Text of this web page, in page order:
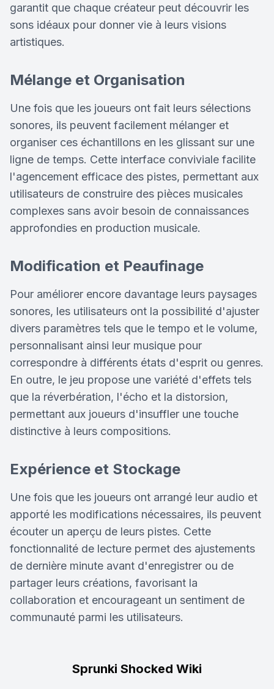
garantit que chaque créateur peut découvrir les
sons idéaux pour donner vie à leurs visions
artistiques.
Mélange et Organisation
Une fois que les joueurs ont fait leurs sélections
sonores, ils peuvent facilement mélanger et
organiser ces échantillons en les glissant sur une
ligne de temps. Cette interface conviviale facilite
l'agencement efficace des pistes, permettant aux
utilisateurs de construire des pièces musicales
complexes sans avoir besoin de connaissances
approfondies en production musicale.
Modification et Peaufinage
Pour améliorer encore davantage leurs paysages
sonores, les utilisateurs ont la possibilité d'ajuster
divers paramètres tels que le tempo et le volume,
personnalisant ainsi leur musique pour
correspondre à différents états d'esprit ou genres.
En outre, le jeu propose une variété d'effets tels
que la réverbération, l'écho et la distorsion,
permettant aux joueurs d'insuffler une touche
distinctive à leurs compositions.
Expérience et Stockage
Une fois que les joueurs ont arrangé leur audio et
apporté les modifications nécessaires, ils peuvent
écouter un aperçu de leurs pistes. Cette
fonctionnalité de lecture permet des ajustements
de dernière minute avant d'enregistrer ou de
partager leurs créations, favorisant la
collaboration et encourageant un sentiment de
communauté parmi les utilisateurs.
Sprunki Shocked Wiki